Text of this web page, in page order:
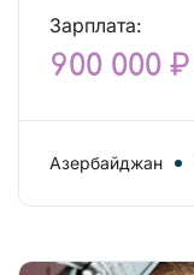
Зарплата:
900 000 ₽
Азербайджан